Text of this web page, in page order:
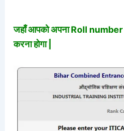
जहाँ आपको अपना Roll
करना होगा |